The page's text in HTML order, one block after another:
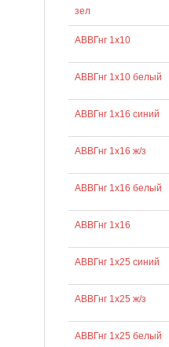
зел
АВВГнг 1х10
АВВГнг 1х10 белый
АВВГнг 1х16 синий
АВВГнг 1х16 ж/з
АВВГнг 1х16 белый
АВВГнг 1х16
АВВГнг 1х25 синий
АВВГнг 1х25 ж/з
АВВГнг 1х25 белый